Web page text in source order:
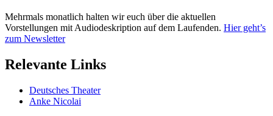
Mehrmals monatlich halten wir euch über die aktuellen
Vorstellungen mit Audiodeskription auf dem Laufenden. Hier geht’s
zum Newsletter
Relevante Links
Deutsches Theater
Anke Nicolai